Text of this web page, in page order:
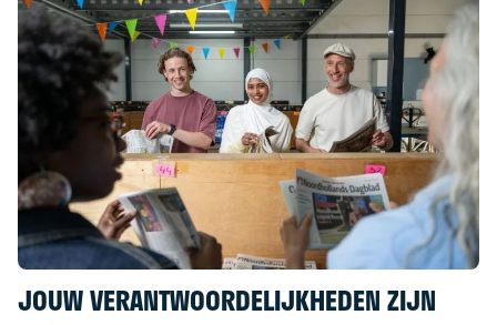
JOUW VERANTWOORDELIJKHEDEN ZIJN